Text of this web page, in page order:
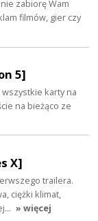
zabiorę Wam
filmów, gier czy
5]
wszystkie karty na
na bieżąco ze
X]
trailera.
ciężki klimat,
» więcej